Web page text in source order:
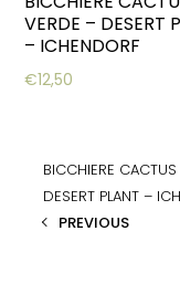
VERDE – DESERT
– ICHENDORF
€12,50
BICCHIERE
DESERT PLANT –
PREVIOUS